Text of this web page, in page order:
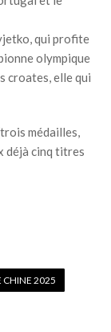
qui profite
olympique
croates, elle qui
médailles,
déjà cinq titres
CHINE 2025